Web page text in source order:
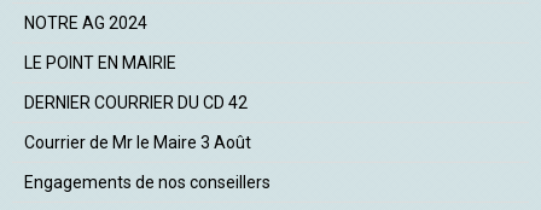
NOTRE AG 2024
LE POINT EN MAIRIE
DERNIER COURRIER DU CD 42
Courrier de Mr le Maire 3 Août
Engagements de nos conseillers